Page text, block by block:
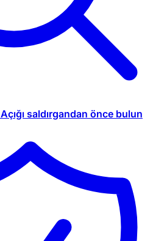
Açığı saldırgandan önce bulun